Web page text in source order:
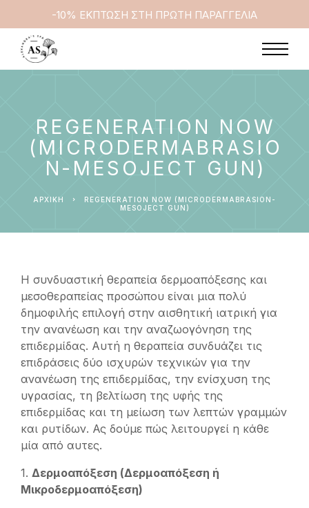
-10% ΕΚΠΤΩΣΗ ΣΤΗ ΠΡΩΤΗ ΠΑΡΑΓΓΕΛΙΑ
REGENERATION NOW
(MICRODERMABRASIO
N-MESOJECT GUN)
ΑΡΧΙΚΉ
REGENERATION NOW (MICRODERMABRASION-
MESOJECT GUN)
Η συνδυαστική θεραπεία δερμοαπόξεσης και
μεσοθεραπείας προσώπου είναι μια πολύ
δημοφιλής επιλογή στην αισθητική ιατρική για
την ανανέωση και την αναζωογόνηση της
επιδερμίδας. Αυτή η θεραπεία συνδυάζει τις
επιδράσεις δύο ισχυρών τεχνικών για την
ανανέωση της επιδερμίδας, την ενίσχυση της
υγρασίας, τη βελτίωση της υφής της
επιδερμίδας και τη μείωση των λεπτών γραμμών
και ρυτίδων. Ας δούμε πώς λειτουργεί η κάθε
μία από αυτες.
1. Δερμοαπόξεση (Δερμοαπόξεση ή
Μικροδερμοαπόξεση)